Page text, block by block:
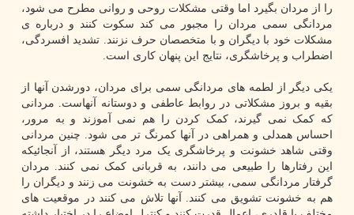
را از مردان بگیرد اما وقتی مشکلات روحی و روانی مطرح می شود،
مردانگی سمی مردان را مجبور می کند سکوت کنند و درباره ی
مشکلات خود با دیگران و با متخصصان حرف نزنند. تشدید افسردگی،
اضطراب و پرخاشگری، نتایج این پنهان کاری است.
یکی دیگر از لطمه های مردانگی سمی برای مردان، دورشدن آنها از
بقیه و بروز مشکلاتی در روابط عاطفی و دوستانه آنهاست. مردانی
که کمک نمی گیرند، کمک کردن را هم نمی آموزند و به مرور،
احساس همدلی و همراهی در آنها کمرنگ تر می شود. چنین مردانی
وقتی شاهد خشونت و پرخاشگری یک مرد دیگر هستند، از آنجائیکه
این رفتارها را طبیعی می دانند، به قربانی کمک نمی کنند. مردان
گرفتار مردانگی سمی، بیشتر دست به خشونت می زنند و دیگران را
هم به خشونت تشویق می کنند. آنها تلاش می کنند در موقعیت های